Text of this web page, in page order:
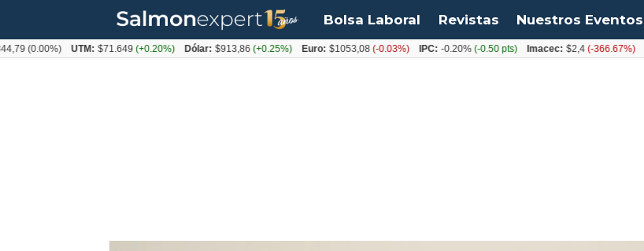
Bolsa Laboral Revistas Nuestros Eventos
UTM: $71.649(+0.20%) Dólar: $913,86(+0.25%) Euro: $1053,08(-0.03%) IPC: -0.20%(-0.50 pts) Imacec: $2,4(-366.67%) TPM: